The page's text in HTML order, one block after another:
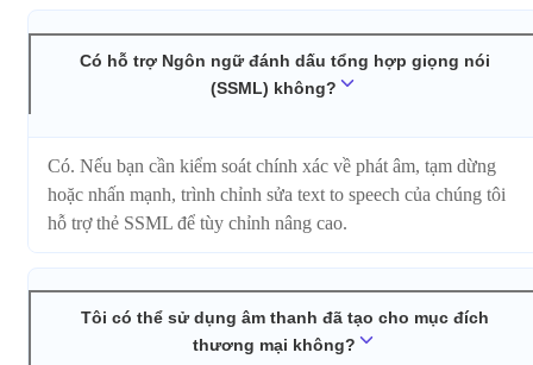
Có hỗ trợ Ngôn ngữ đánh dấu tổng hợp giọng nói
(SSML) không?
Có. Nếu bạn cần kiểm soát chính xác về phát âm, tạm dừng
hoặc nhấn mạnh, trình chỉnh sửa text to speech của chúng tôi
hỗ trợ thẻ SSML để tùy chỉnh nâng cao.
Tôi có thể sử dụng âm thanh đã tạo cho mục đích
thương mại không?